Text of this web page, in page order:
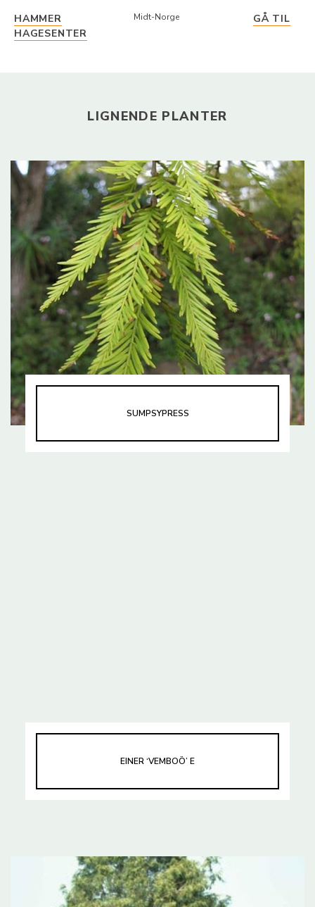
HAMMER
HAGESENTER
Midt-Norge GÅ TIL
LIGNENDE PLANTER
SUMPSYPRESS
EINER ‘VEMBOÖ’ E